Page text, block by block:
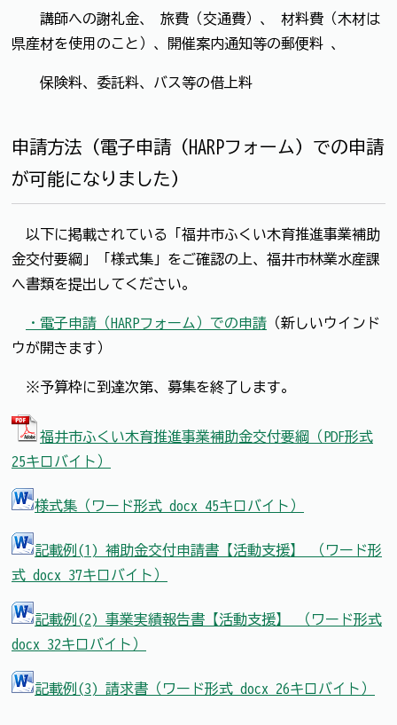
講師への謝礼金、 旅費（交通費）、 材料費（木材は
県産材を使用のこと）、開催案内通知等の郵便料 、
保険料、委託料、バス等の借上料
申請方法（電子申請（HARPフォーム）での申請
が可能になりました）
以下に掲載されている「福井市ふくい木育推進事業補助
金交付要綱」「様式集」をご確認の上、福井市林業水産課
へ書類を提出してください。
・電子申請（HARPフォーム）での申請 （新しいウインド
ウが開きます）
※予算枠に到達次第、募集を終了します。
福井市ふくい木育推進事業補助金交付要綱（PDF形式
25キロバイト）
様式集（ワード形式 docx 45キロバイト）
記載例(1) 補助金交付申請書【活動支援】 （ワード形
式 docx 37キロバイト）
記載例(2) 事業実績報告書【活動支援】 （ワード形式
docx 32キロバイト）
記載例(3) 請求書（ワード形式 docx 26キロバイト）